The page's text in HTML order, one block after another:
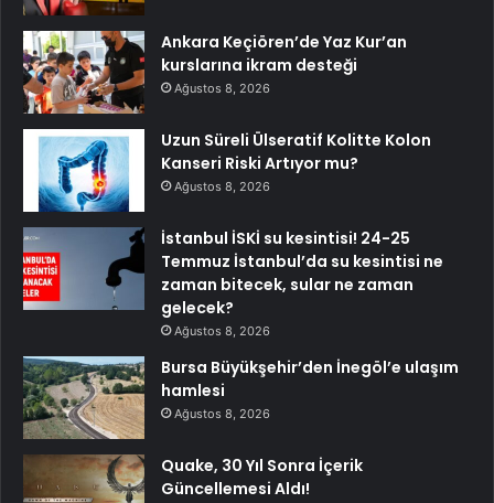
Ankara Keçiören’de Yaz Kur’an
kurslarına ikram desteği
Ağustos 8, 2026
Uzun Süreli Ülseratif Kolitte Kolon
Kanseri Riski Artıyor mu?
Ağustos 8, 2026
İstanbul İSKİ su kesintisi! 24-25
Temmuz İstanbul’da su kesintisi ne
zaman bitecek, sular ne zaman
gelecek?
Ağustos 8, 2026
Bursa Büyükşehir’den İnegöl’e ulaşım
hamlesi
Ağustos 8, 2026
Quake, 30 Yıl Sonra İçerik
Güncellemesi Aldı!